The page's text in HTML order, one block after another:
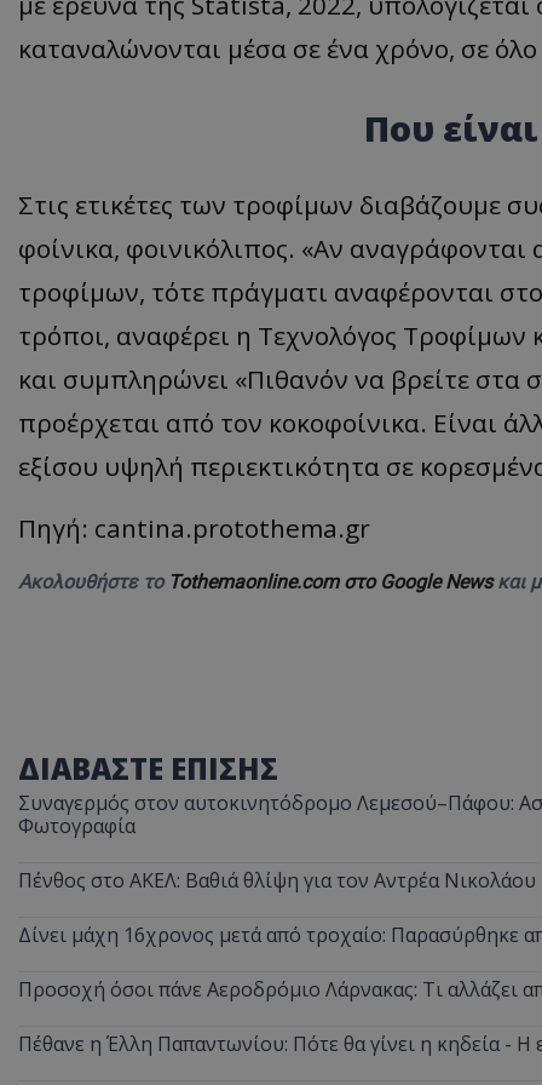
καταναλώνονται μέσα σε ένα χρόνο, σε
Που
Στις ετικέτες των τροφίμων διαβάζουμε
φοίνικα, φοινικόλιπος. «Αν αναγράφονται
τροφίμων, τότε πράγματι αναφέρονται
τρόποι, αναφέρει η Τεχνολόγος
και συμπληρώνει «Πιθανόν να βρείτε στα
προέρχεται από τον κοκοφοίνικα. Είναι
εξίσου υψηλή περιεκτικότητα σε
Πηγή: cantina.protothema.gr
Ακολουθήστε το Tothemaonline.com στο Google Newsκαι
ΔΙΑΒΑΣΤΕ ΕΠΙΣΗΣ
Συναγερμός στον αυτοκινητόδρομο Λεμεσού–Πάφου:
Φωτογραφία
Πένθος στο ΑΚΕΛ: Βαθιά θλίψη για τον Αντρέα
Δίνει μάχη 16χρονος μετά από τροχαίο: Παρασύρθηκε
Προσοχή όσοι πάνε Αεροδρόμιο Λάρνακας: Τι αλλάζει
Πέθανε η Έλλη Παπαντωνίου: Πότε θα γίνει η κηδεία - Η
__cf_bm
msToken